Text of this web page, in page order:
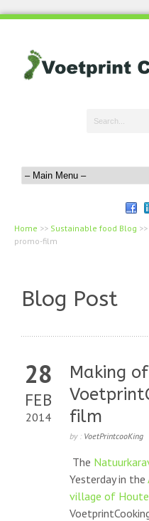
Home >> Sustainable food Blog >>
promo-film
Blog Post
28
FEB
2014
Making of
film
by : VoetPrintcooKing
The
Yesterday in the
village of